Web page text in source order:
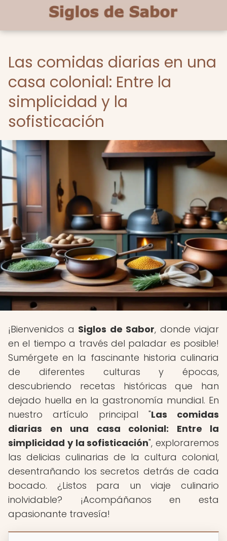
Las comidas diarias en una
casa colonial: Entre la
simplicidad y la
sofisticación
¡Bienvenidos a Siglos de Sabor, donde viajar
en el tiempo a través del paladar es posible!
Sumérgete en la fascinante historia culinaria
de diferentes culturas y épocas,
descubriendo recetas históricas que han
dejado huella en la gastronomía mundial. En
nuestro artículo principal "Las comidas
diarias en una casa colonial: Entre la
simplicidad y la sofisticación", exploraremos
las delicias culinarias de la cultura colonial,
desentrañando los secretos detrás de cada
bocado. ¿Listos para un viaje culinario
inolvidable? ¡Acompáñanos en esta
apasionante travesía!